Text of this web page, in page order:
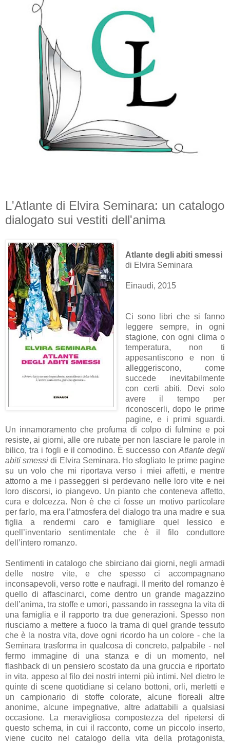
L'Atlante di Elvira Seminara: un catalogo
dialogato sui vestiti dell'anima
Atlante degli abiti smessi
di Elvira Seminara
Einaudi, 2015
Ci sono libri che si fanno
leggere sempre, in ogni
stagione, con ogni clima o
temperatura, non ti
appesantiscono e non ti
alleggeriscono, come
succede inevitabilmente
con certi abiti. Devi solo
avere il tempo per
riconoscerli, dopo le prime
pagine, e i primi sguardi.
Un innamoramento che profuma di colpo di fulmine e poi
resiste, ai giorni, alle ore rubate per non lasciare le parole in
bilico, tra i fogli e il comodino. È successo conAtlante degli
abiti smessi di Elvira Seminara. Ho sfogliato le prime pagine
su un volo che mi riportava verso i miei affetti, e mentre
attorno a me i passeggeri si perdevano nelle loro vite e nei
loro discorsi, io piangevo. Un pianto che conteneva affetto,
cura e dolcezza. Non è che ci fosse un motivo particolare
per farlo, ma era l’atmosfera del dialogo tra una madre e sua
figlia a rendermi caro e famigliare quel lessico e
quell’inventario sentimentale che è il filo conduttore
dell’intero romanzo.
Sentimenti in catalogo che sbirciano dai giorni, negli armadi
delle nostre vite, e che spesso ci accompagnano
inconsapevoli, verso rotte e naufragi. Il merito del romanzo è
quello di affascinarci, come dentro un grande magazzino
dell’anima, tra stoffe e umori, passando in rassegna la vita di
una famiglia e il rapporto tra due generazioni. Spesso non
riusciamo a mettere a fuoco la trama di quel grande tessuto
che è la nostra vita, dove ogni ricordo ha un colore - che la
Seminara trasforma in qualcosa di concreto, palpabile - nel
fermo immagine di una stanza e di un momento, nel
flashback di un pensiero scostato da una gruccia e riportato
in vita, appeso al filo dei nostri interni più intimi. Nel dietro le
quinte di scene quotidiane si celano bottoni, orli, merletti e
un campionario di stoffe colorate, alcune floreali altre
anonime, alcune impegnative, altre adattabili a qualsiasi
occasione. La meravigliosa compostezza del ripetersi di
questo schema, in cui il racconto, come un piccolo inserto,
viene cucito nel catalogo della vita della protagonista,